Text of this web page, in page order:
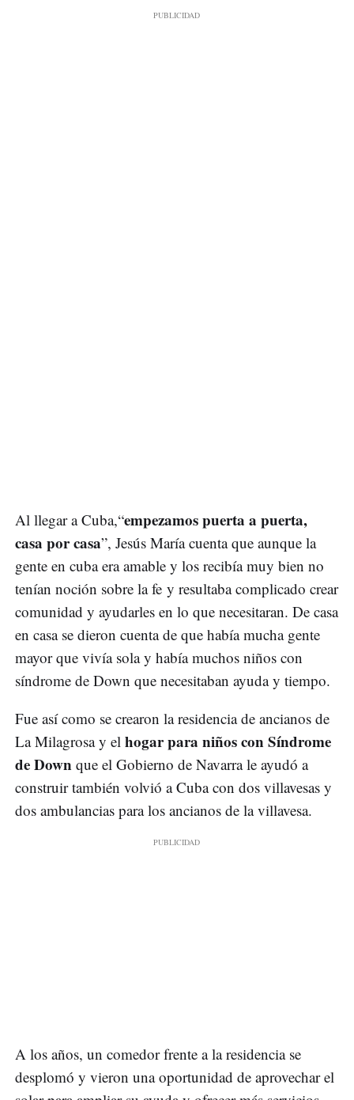
Al llegar a Cuba,“empezamos puerta a puerta,
casa por casa”, Jesús María cuenta que aunque la
gente en cuba era amable y los recibía muy bien no
tenían noción sobre la fe y resultaba complicado crear
comunidad y ayudarles en lo que necesitaran. De casa
en casa se dieron cuenta de que había mucha gente
mayor que vivía sola y había muchos niños con
síndrome de Down que necesitaban ayuda y tiempo.
Fue así como se crearon la residencia de ancianos de
La Milagrosa y el hogar para niños con Síndrome
de Down que el Gobierno de Navarra le ayudó a
construir también volvió a Cuba con dos villavesas y
dos ambulancias para los ancianos de la villavesa.
A los años, un comedor frente a la residencia se
desplomó y vieron una oportunidad de aprovechar el